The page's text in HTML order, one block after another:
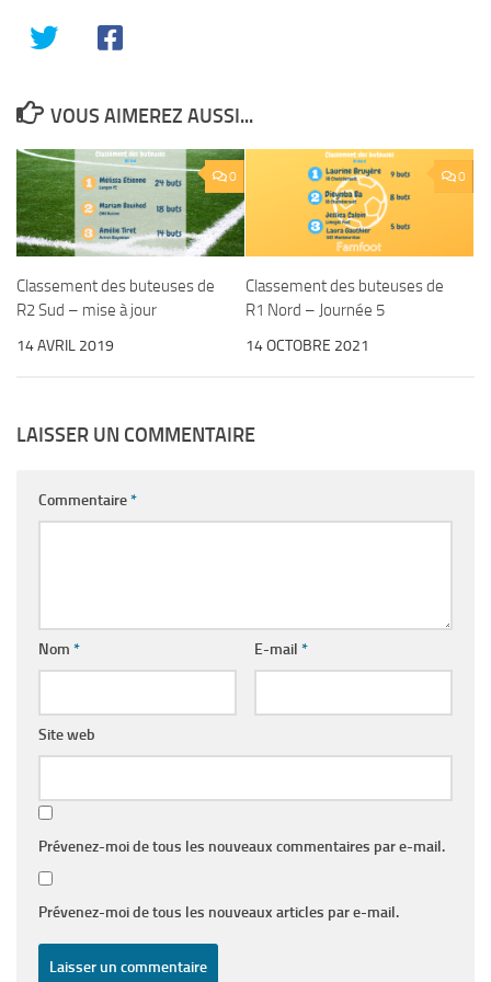
VOUS AIMEREZ AUSSI...
0
Classement des buteuses de
R2 Sud – mise à jour
14 AVRIL 2019
0
Classement des buteuses de
R1 Nord – Journée 5
14 OCTOBRE 2021
LAISSER UN COMMENTAIRE
Commentaire*
Nom * E-mail *
Site web
Prévenez-moi de tous les nouveaux commentaires par e-mail.
Prévenez-moi de tous les nouveaux articles par e-mail.